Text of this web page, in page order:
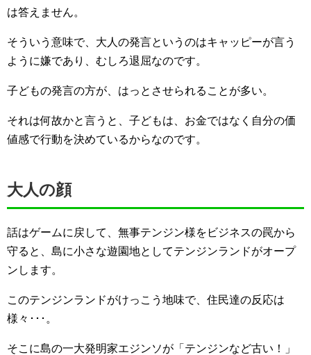
は答えません。
そういう意味で、大人の発言というのはキャッピーが言う
ように嫌であり、むしろ退屈なのです。
子どもの発言の方が、はっとさせられることが多い。
それは何故かと言うと、子どもは、お金ではなく自分の価
値感で行動を決めているからなのです。
大人の顔
話はゲームに戻して、無事テンジン様をビジネスの罠から
守ると、島に小さな遊園地としてテンジンランドがオープ
ンします。
このテンジンランドがけっこう地味で、住民達の反応は
様々･･･。
そこに島の一大発明家エジンソが「テンジンなど古い！」